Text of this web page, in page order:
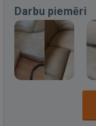
Darbu piemēri